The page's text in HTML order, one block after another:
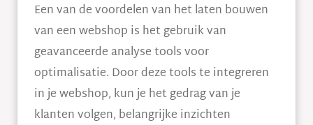
Een van de voordelen van het laten bouwen
van een webshop is het gebruik van
geavanceerde analyse tools voor
optimalisatie. Door deze tools te integreren
in je webshop, kun je het gedrag van je
klanten volgen, belangrijke inzichten